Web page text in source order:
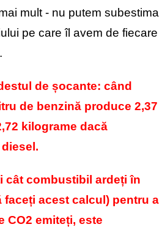
mult - nu putem subestima
pe care îl avem de fiecare
de șocante: când
de benzină produce 2,37
kilograme dacă
cât combustibil ardeți în
faceți acest calcul) pentru a
CO2 emiteți, este